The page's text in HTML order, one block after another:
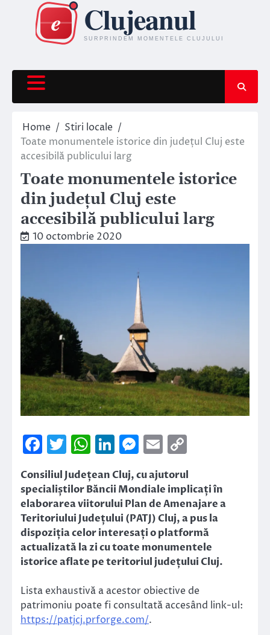
content
Home
Stiri locale
Toate monumentele istorice din județul Cluj este
accesibilă publicului larg
Toate monumentele istorice
din județul Cluj este
accesibilă publicului larg
10 octombrie 2020
Facebook
Twitter
WhatsApp
LinkedIn
Messenger
Email
Link
Consiliul Județean Cluj, cu ajutorul
specialiștilor Băncii Mondiale implicați în
elaborarea viitorului Plan de Amenajare a
Teritoriului Județului (PATJ) Cluj, a pus la
dispoziția celor interesați o platformă
actualizată la zi cu toate monumentele
istorice aflate pe teritoriul județului Cluj.
Lista exhaustivă a acestor obiective de
patrimoniu poate fi consultată accesând link-ul:
https://patjcj.prforge.com/.